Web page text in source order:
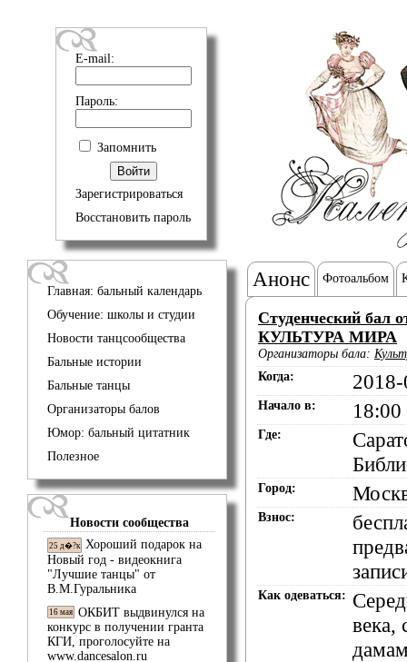
E-mail:
Пароль:
Запомнить
Зарегистрироваться
Восстановить пароль
Главная: бальный календарь
Обучение: школы и студии
Новости танцсообщества
Бальные истории
Бальные танцы
Организаторы балов
Юмор: бальный цитатник
Полезное
Новости сообщества
25 д�?к Хороший подарок на
Новый год - видеокнига
"Лучшие танцы" от
В.М.Гуральника
16 мая ОКБИТ выдвинулся на
конкурс в получении гранта
КГИ, проголосуйте на
www.dancesalon.ru
Анонс Фотоальбом
Студенческий бал
КУЛЬТУРА МИРА
Организаторы бала:
Когда:
Начало в: 18:00
Где:
Город:
Взнос:
Как одеваться:
века,